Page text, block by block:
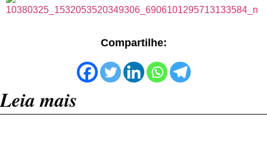
Compartilhe:
Leia mais